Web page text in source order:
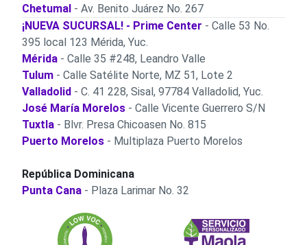
Chetumal - Av. Benito Juárez No. 267
¡NUEVA SUCURSAL! - Prime Center - Calle 53 No.
395 local 123 Mérida, Yuc.
Mérida - Calle 35 #248, Leandro Valle
Tulum - Calle Satélite Norte, MZ 51, Lote 2
Valladolid - C. 41 228, Sisal, 97784 Valladolid, Yuc.
José María Morelos - Calle Vicente Guerrero S/N
Tuxtla - Blvr. Presa Chicoasen No. 815
Puerto Morelos - Multiplaza Puerto Morelos
República Dominicana
Punta Cana - Plaza Larimar No. 32